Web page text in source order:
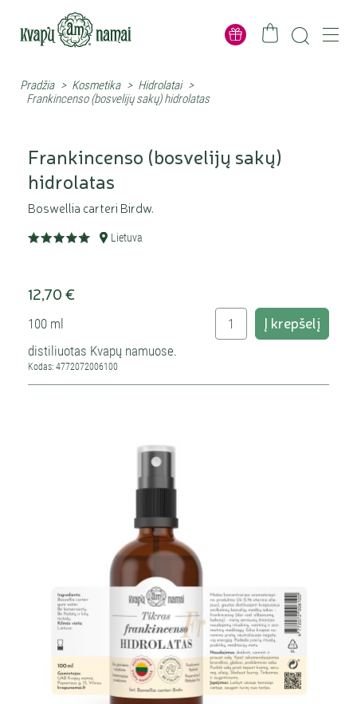
Pradžia > Kosmetika > Hidrolatai >
Frankincenso (bosvelijų sakų) hidrolatas
Frankincenso (bosvelijų sakų)
hidrolatas
Boswellia carteri Birdw.
Lietuva
12,70 €
100 ml Į krepšelį
distiliuotas Kvapų namuose.
Kodas: 4772072006100